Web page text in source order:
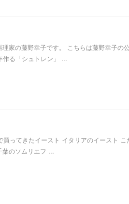
家の藤野幸子です。 こちらは藤野幸子の
作る「シュトレン」 ...
ってきたイースト イタリアのイースト こ
葉のソムリエフ ...